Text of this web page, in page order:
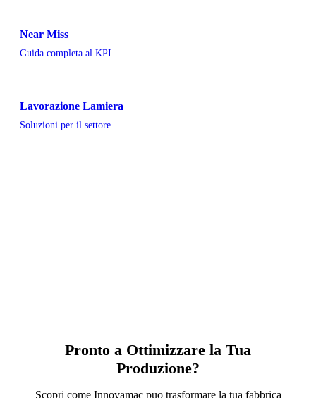
Near Miss
Guida completa al KPI.
Lavorazione Lamiera
Soluzioni per il settore.
Pronto a Ottimizzare la Tua
Produzione?
Scopri come Innovamac puo trasformare la tua fabbrica